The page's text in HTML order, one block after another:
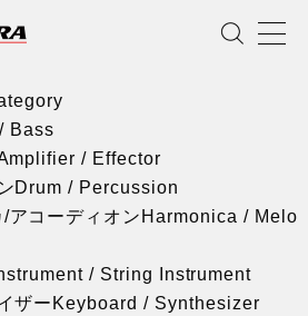
Bass
/ Effector
Drum / Percussion
アコーディオン Harmonica / Melo
/ String Instrument
ザー Keyboard / Synthesizer